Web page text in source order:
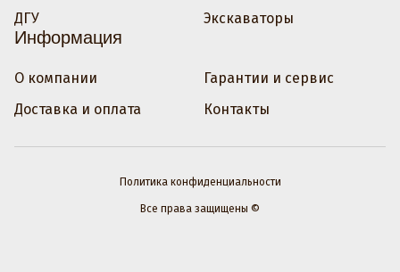
ДГУ
Экскаваторы
Информация
О компании
Доставка и оплата
Гарантии и сервис
Контакты
Политика конфиденциальности
Все права защищены ©